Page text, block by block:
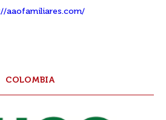
aaofamiliares.com/
COLOMBIA